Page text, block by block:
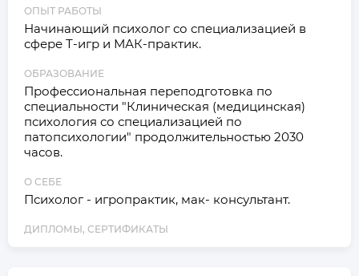
ОПЫТ РАБОТЫ
Начинающий психолог со специализацией в
сфере Т-игр и МАК-практик.
ОБРАЗОВАНИЕ
Профессиональная переподготовка по
специальности "Клиническая (медицинская)
психология со специализацией по
патопсихологии" продолжительностью 2030
часов.
О СЕБЕ
Психолог - игропрактик, мак- консультант.
ДИПЛОМЫ, СЕРТИФИКАТЫ